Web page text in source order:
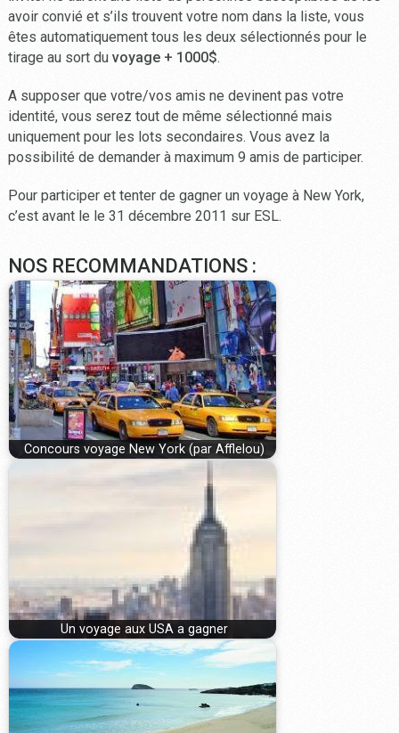
avoir convié et s’ils trouvent votre nom dans la liste, vous
êtes automatiquement tous les deux sélectionnés pour le
tirage au sort du voyage + 1000$.
A supposer que votre/vos amis ne devinent pas votre
identité, vous serez tout de même sélectionné mais
uniquement pour les lots secondaires. Vous avez la
possibilité de demander à maximum 9 amis de participer.
Pour participer et tenter de gagner un voyage à New York,
c’est avant le le 31 décembre 2011 sur ESL.
NOS RECOMMANDATIONS :
Concours voyage New York (par Afflelou)
Un voyage aux USA a gagner